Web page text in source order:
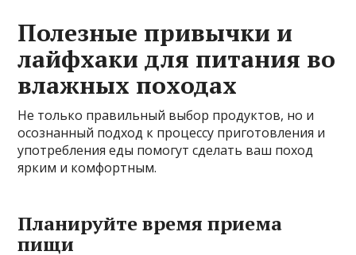
Полезные привычки и
лайфхаки для питания во
влажных походах
Не только правильный выбор продуктов, но и
осознанный подход к процессу приготовления и
употребления еды помогут сделать ваш поход
ярким и комфортным.
Планируйте время приема
пищи